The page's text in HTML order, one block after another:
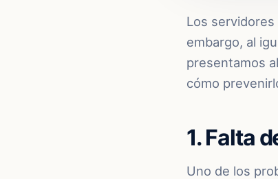
Los
embargo, al
presentamos
cómo
1. Falta
Uno de los